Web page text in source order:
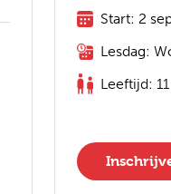
Start: 2
Lesdag:
Leeftijd: